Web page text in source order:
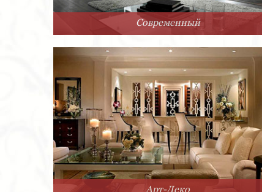
Современный
Арт-Деко